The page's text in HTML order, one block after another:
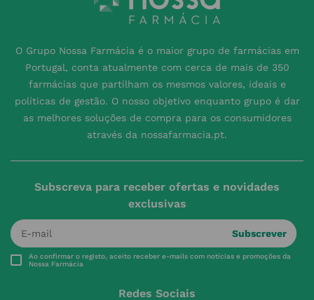
O Grupo Nossa Farmácia é o maior grupo de farmácias em
Portugal, conta atualmente com cerca de mais de 350
farmácias que partilham os mesmos valores, ideais e
políticas de gestão. O nosso objetivo enquanto grupo é dar
as melhores soluções de compra para os consumidores
através da nossafarmacia.pt.
Subscreva para receber ofertas e novidades
exclusivas
Subscrever
Ao confirmar o registo, aceito receber e-mails com notícias e promoções da
Nossa Farmácia
Redes Sociais